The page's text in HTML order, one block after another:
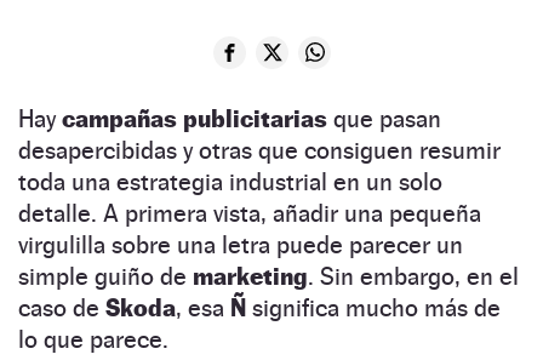
Haycampañas publicitarias que pasan
desapercibidas y otras que consiguen resumir
toda una estrategia industrial en un solo
detalle. A primera vista, añadir una pequeña
virgulilla sobre una letra puede parecer un
simple guiño de marketing. Sin embargo, en el
caso de Skoda, esa Ñ significa mucho más de
lo que parece.